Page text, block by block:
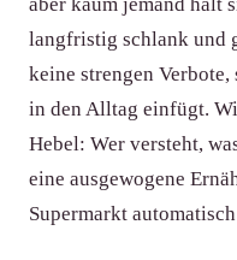
langfristig schlank und
keine strengen
in den Alltag einfügt.
Hebel: Wer versteht,
eine ausgewogene
Supermarkt